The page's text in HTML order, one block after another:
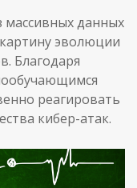
массивных данных
эволюции
Благодаря
реагировать
кибер-атак.